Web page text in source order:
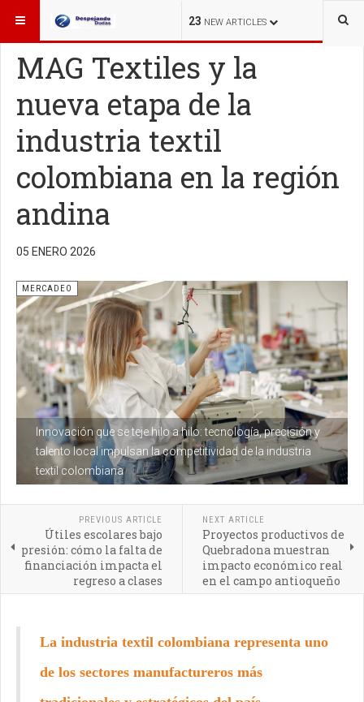
23 NEW ARTICLES
ESTÁ AQUÍ: MERCADEO
MAG Textiles y la
nueva etapa de la
industria textil
colombiana en la región
andina
05 ENERO 2026
Innovación que se teje hilo a hilo: tecnología, precisión y
talento local impulsan la competitividad de la industria
textil colombiana
MERCADEO
PREVIOUS ARTICLE
Útiles escolares bajo
presión: cómo la falta de
financiación impacta el
regreso a clases
NEXT ARTICLE
Proyectos productivos de
Quebradona muestran
impacto económico real
en el campo antioqueño
La industria textil colombiana representa uno
de los sectores manufactureros más